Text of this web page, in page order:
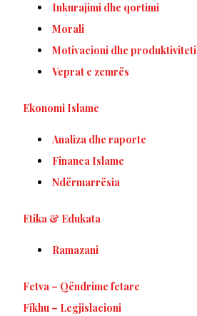
Inkurajimi dhe qortimi
Morali
Motivacioni dhe produktiviteti
Veprat e zemrës
Ekonomi Islame
Analiza dhe raporte
Financa Islame
Ndërmarrësia
Etika & Edukata
Ramazani
Fetva – Qëndrime fetare
Fikhu – Legjislacioni